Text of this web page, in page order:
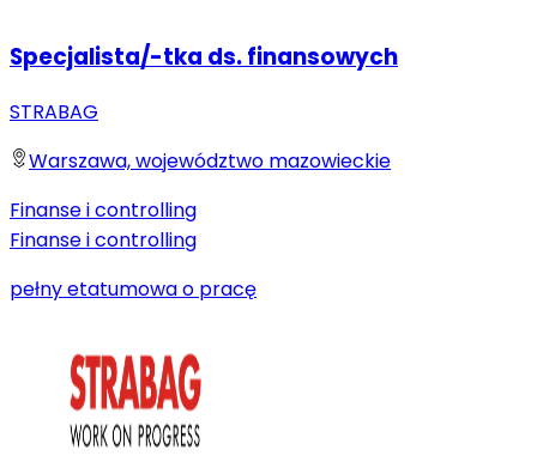
Specjalista/-tka ds. finansowych
STRABAG
Warszawa, województwo mazowieckie
Finanse i controlling
Finanse i controlling
pełny etatumowa o pracę